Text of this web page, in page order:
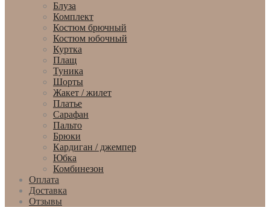
Блуза
Комплект
Костюм брючный
Костюм юбочный
Куртка
Плащ
Туника
Шорты
Жакет / жилет
Платье
Сарафан
Пальто
Брюки
Кардиган / джемпер
Юбка
Комбинезон
Оплата
Доставка
Отзывы